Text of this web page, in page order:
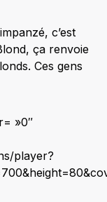
c’est
ça renvoie
Ces gens
»0″
player?